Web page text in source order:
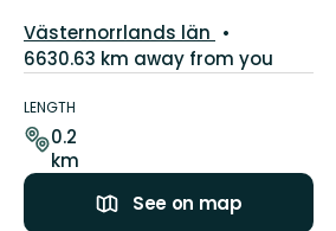
County:
Västernorrlands län
6630.63 km away from you
details
LENGTH
0.2
km
See on map